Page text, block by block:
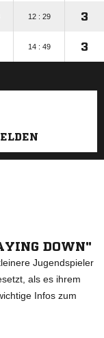
12 : 29 3
14 : 49 3
DOWN"
Jugendspieler
als es ihrem
Infos zum